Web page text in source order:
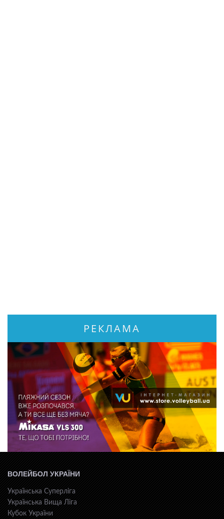
РЕКЛАМА
ВОЛЕЙБОЛ УКРАЇНИ
Українська Суперліга
Українська Вища Ліга
Кубок України